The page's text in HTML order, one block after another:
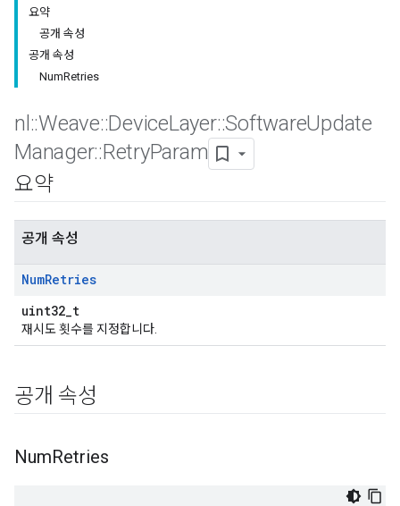
요약
공개 속성
공개 속성
NumRetries
nl ::Weave::DeviceLayer::SoftwareUpdate
Manager::RetryParam
요약
공개 속성
NumRetries
uint32_t
재시도 횟수를 지정합니다.
공개 속성
NumRetries